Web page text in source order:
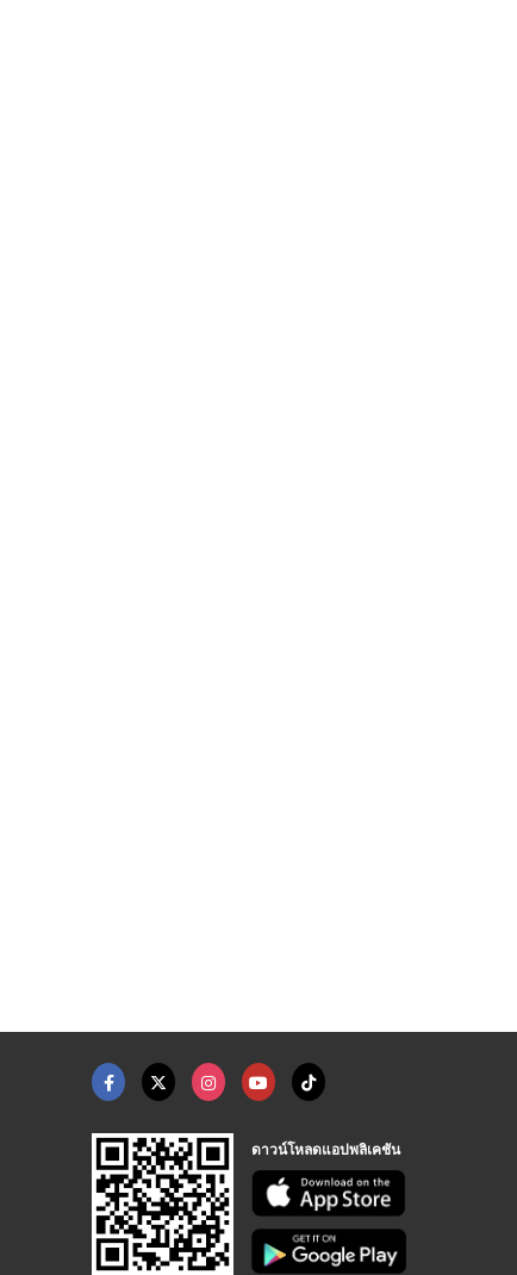
ดาวน์โหลดแอปพลิเคชัน